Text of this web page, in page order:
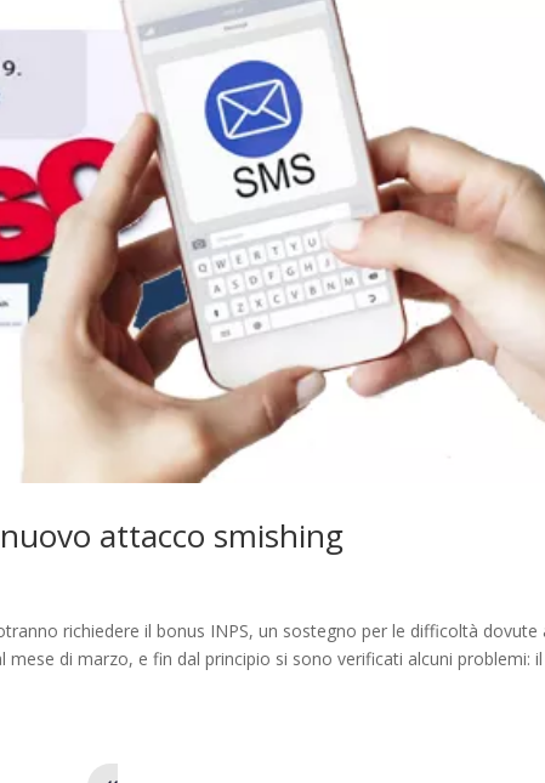
attacco smishing
richiedere il bonus INPS, un sostegno per le difficoltà dovute
di marzo, e fin dal principio si sono verificati alcuni problemi: